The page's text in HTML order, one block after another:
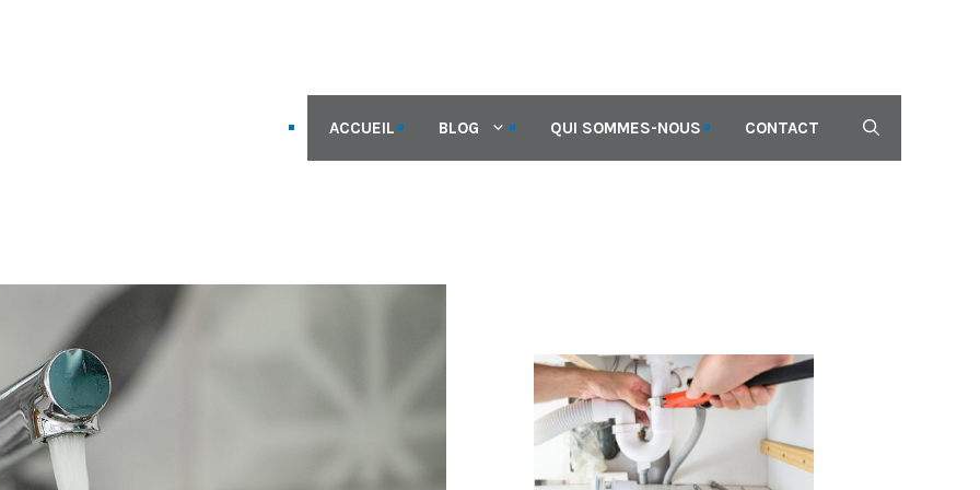
ACCUEIL BLOG QUI SOMMES-NOUS CONTACT